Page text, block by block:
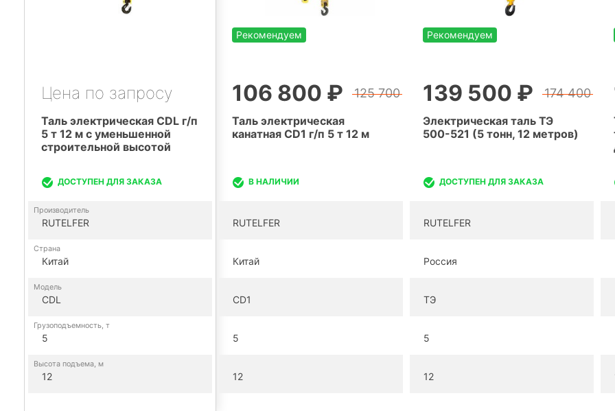
Таль электрическая CDL г/п
5 т 12 м с уменьшенной
строительной высотой
ДОСТУПЕН ДЛЯ ЗАКАЗА
Цена по запросу
Производитель
RUTELFER
Страна
Китай
Модель
CDL
Грузоподъемность, т
5
Высота подъема, м
12
Таль электрическая
канатная CD1 г/п 5 т 12 м
Рекомендуем
В НАЛИЧИИ
106 800 ₽ 125 700
RUTELFER
Китай
CD1
5
12
Электрическая таль ТЭ
500-521 (5 тонн, 12 метров)
Рекомендуем
ДОСТУПЕН ДЛЯ ЗАКАЗА
139 500 ₽ 174 400
RUTELFER
Россия
ТЭ
5
12